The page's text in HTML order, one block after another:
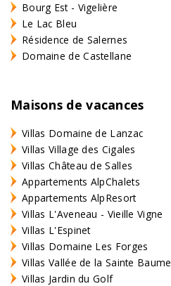
Bourg Est - Vigelière
Le Lac Bleu
Résidence de Salernes
Domaine de Castellane
Maisons de vacances
Villas Domaine de Lanzac
Villas Village des Cigales
Villas Château de Salles
Appartements AlpChalets
Appartements AlpResort
Villas L'Aveneau - Vieille Vigne
Villas L'Espinet
Villas Domaine Les Forges
Villas Vallée de la Sainte Baume
Villas Jardin du Golf